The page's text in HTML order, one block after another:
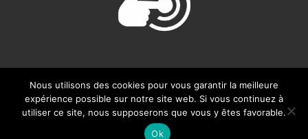
Copyright 2024 |La Brèche de Roland ***by ZazpiCom| Tous
Mentions légales / CGV
Nous utilisons des cookies pour vous garantir la meilleure
expérience possible sur notre site web. Si vous continuez à
utiliser ce site, nous supposerons que vous y êtes favorable.
Ok